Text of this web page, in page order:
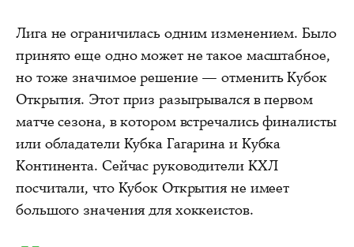
Лига не ограничилась одним изменением. Было
принято еще одно может не такое масштабное,
но тоже значимое решение — отменить Кубок
Открытия. Этот приз разыгрывался в первом
матче сезона, в котором встречались финалисты
или обладатели Кубка Гагарина и Кубка
Континента. Сейчас руководители КХЛ
посчитали, что Кубок Открытия не имеет
большого значения для хоккеистов.